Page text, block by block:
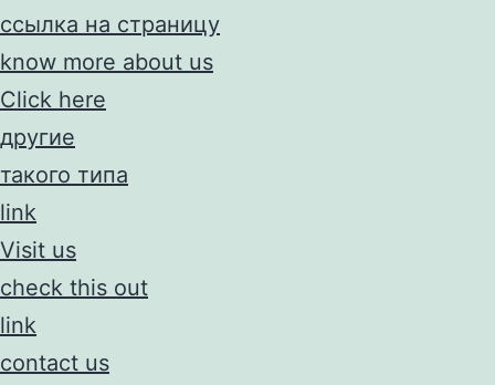
ссылка на страницу
know more about us
Click here
другие
такого типа
link
Visit us
check this out
link
contact us